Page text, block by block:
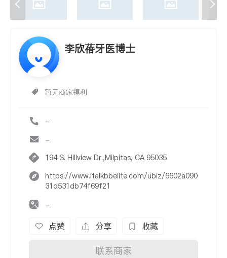
李欣蓓牙医博士
暂无商家福利
-
-
194 S. Hillview Dr.,Milpitas, CA 95035
https://www.italkbbelite.com/ubiz/6602a090
31d531db74f69f21
-
点赞 分享 收藏
联系商家